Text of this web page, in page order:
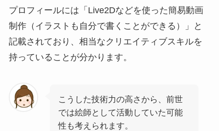
プロフィールには「Live2Dなどを使った簡易動画
制作（イラストも自分で書くことができる）」と
記載されており、相当なクリエイティブスキルを
持っていることが分かります。
こうした技術力の高さから、前世
では絵師として活動していた可能
性も考えられます。